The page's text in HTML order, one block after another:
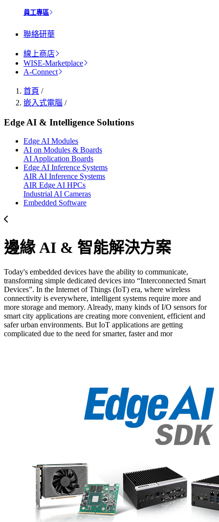
員工專區
聯絡研華
線上商店
WISE-Marketplace
A-Connect
首頁 /
嵌入式電腦 /
Edge AI & Intelligence Solutions
Edge AI Modules
AI on Modules & Boards
AI Application Boards
Edge AI Inference Systems
AIR AI Inference Systems
AIR Edge AI HPCs
Industrial AI Cameras
Embedded Software
邊緣 AI & 智能解決方案
Today's embedded devices have the ability to communicate,
transforming simple dedicated devices into “Interconnected Smart
Devices”. In the Internet of Things (IoT) era, where wireless
connectivity is everywhere, intelligent systems require more and
more storage and memory. Already, many kinds of I/O sensors for
smart city applications are creating more convenient, efficient and
safer urban environments. But IoT applications are getting
complicated due to the need for smarter, faster and mor